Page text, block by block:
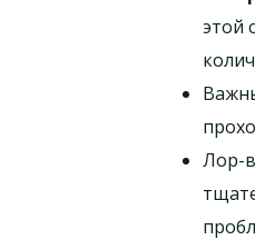
этой
Лор-